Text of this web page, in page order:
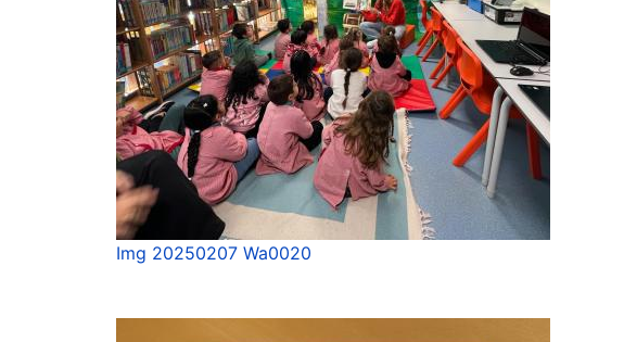
Img 20250207 Wa0020